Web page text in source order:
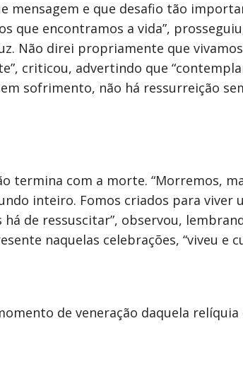
mensagem e que desafio tão
que encontramos a vida”,
Não direi propriamente que
criticou, advertindo que
sofrimento, não há ressurreição
termina com a morte. “Morremos,
inteiro. Fomos criados para viver
de ressuscitar”, observou,
naquelas celebrações, “viveu
de veneração daquela